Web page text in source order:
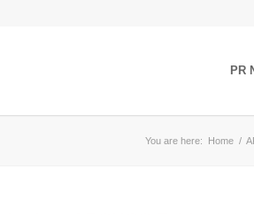
PR
You are here: Home /